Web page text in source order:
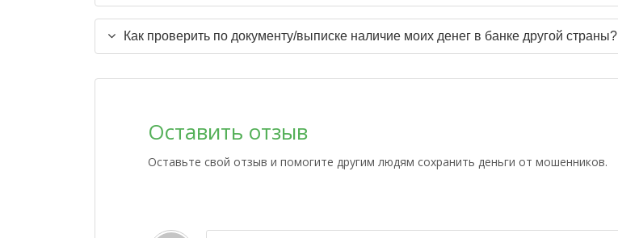
Как проверить по документу/выписке наличие моих денег в банке другой страны?
Оставить отзыв
Оставьте свой отзыв и помогите другим людям сохранить деньги от мошенников.